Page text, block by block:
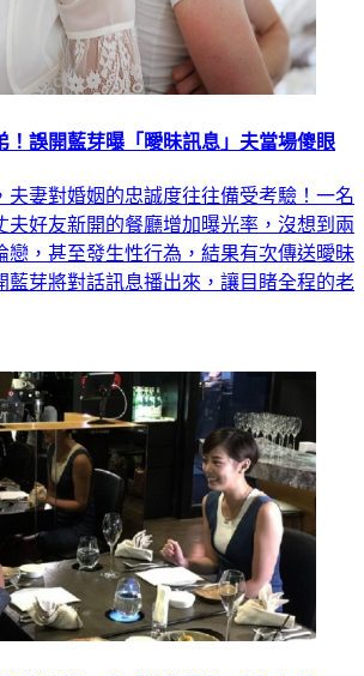
！誤開藍芽曝「曖昧訊息」夫當場傻眼
夫妻對婚姻的忠誠度往往備受考驗！一名
夫好友新開的餐廳增加曝光率，沒想到兩
戀，甚至發生性行為，結果有次傳送曖昧
藍芽將對話訊息播出來，讓目睹全程的老